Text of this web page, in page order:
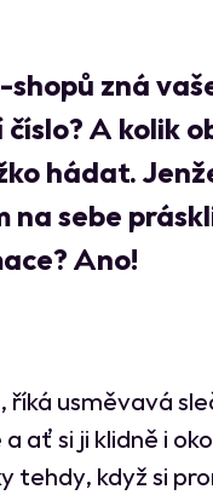
zná
A kolik
hádat.
na sebe
Ano!
říká usměvavá
ať si ji klidně i
tehdy, když si